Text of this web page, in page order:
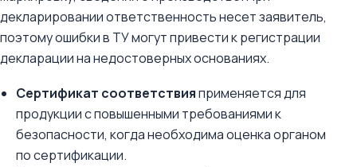
декларировании ответственность несет заявитель,
поэтому ошибки в ТУ могут привести к регистрации
декларации на недостоверных основаниях.
Сертификат соответствияприменяется для
продукции с повышенными требованиями к
безопасности, когда необходима оценка органом
по сертификации.